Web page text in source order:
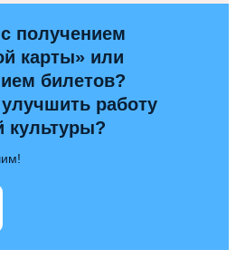
получением
карты» или
билетов?
работу
культуры?